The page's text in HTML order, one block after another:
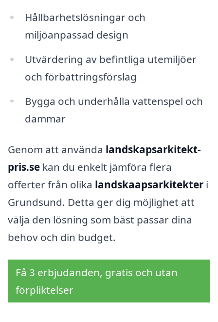
Hållbarhetslösningar och
miljöanpassad design
Utvärdering av befintliga utemiljöer
och förbättringsförslag
Bygga och underhålla vattenspel och
dammar
Genom att använda landskapsarkitekt-
pris.se kan du enkelt jämföra flera
offerter från olika landskaapsarkitekter i
Grundsund. Detta ger dig möjlighet att
välja den lösning som bäst passar dina
behov och din budget.
Få 3 erbjudanden, gratis och utan
förpliktelser